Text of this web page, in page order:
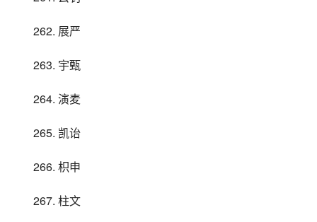
262. 展严
263. 宇甄
264. 演麦
265. 凯诒
266. 枳申
267. 柱文